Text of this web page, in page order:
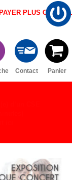
PLUS CHER
Contact Panier